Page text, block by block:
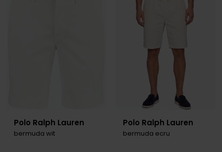
Polo Ralph Lauren
bermuda wit
Polo Ralph Lauren
bermuda ecru